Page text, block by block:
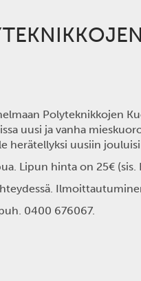
Polyteknikkojen
uusi ja vanha
herätellyksi uusiin
Lipun hinta on 25€ (sis.
0400 676067.